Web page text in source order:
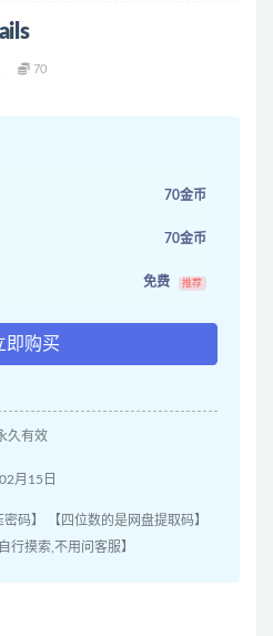
70
70金币
70金币
免费 推荐
即购买
久有效
月15日
码】 【四位数的是网盘提取码】
行摸索,不用问客服】